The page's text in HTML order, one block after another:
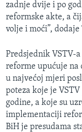
zadnje dvije i po
reformske akte, a
volje i moći”,
Predsjednik VSTV-
reforme upućuje na
u najvećoj mjeri
poteza koje je
godine, a koje su
implementaciji
BiH je presudama